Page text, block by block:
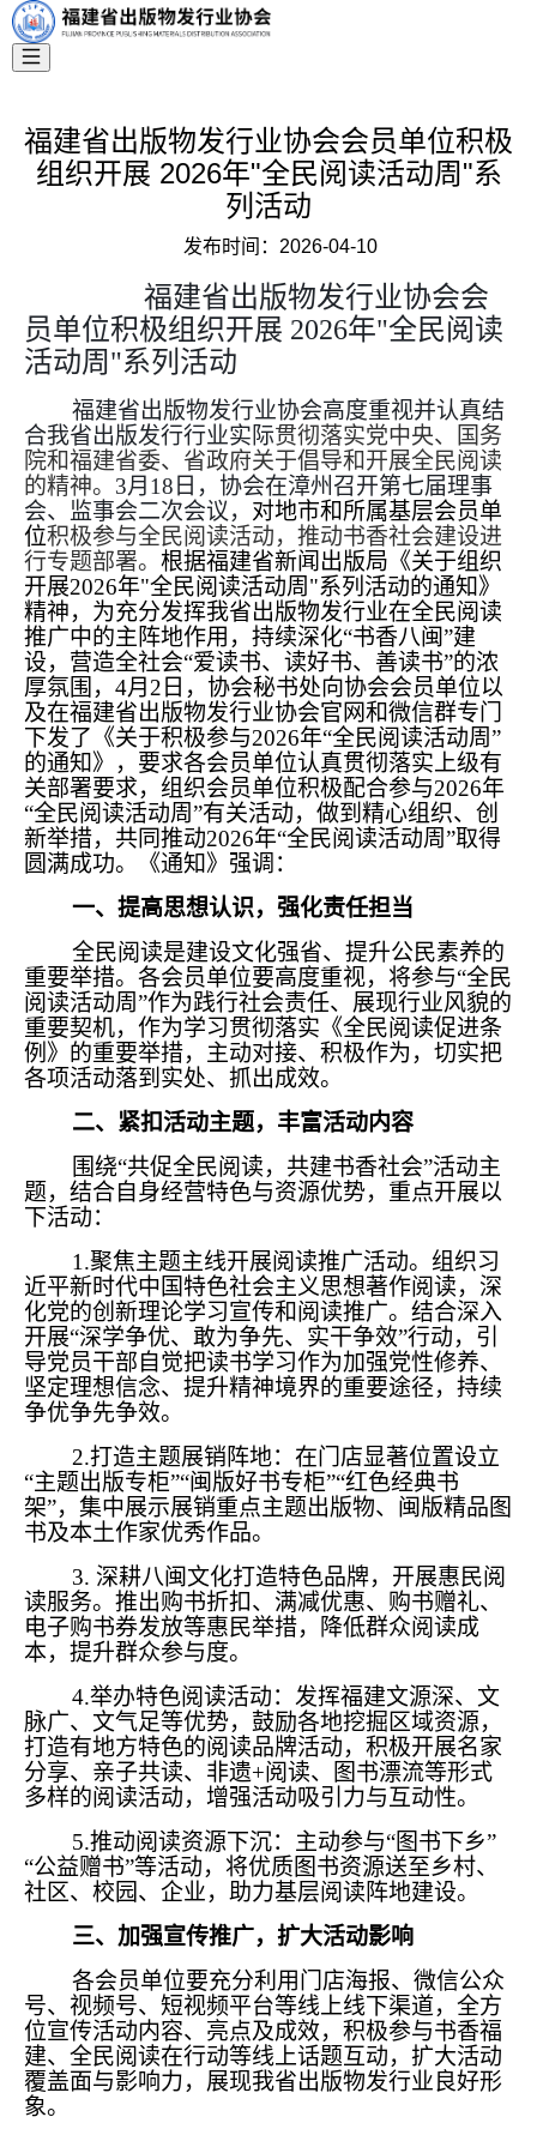
福建省出版物发行业协会会员单位积极
组织开展 2026年"全民阅读活动周"系
列活动
发布时间： 2026-04-10
福建省出版物发行业协会会
员单位积极组织开展 2026年"全民阅读
活动周"系列活动
福建省出版物发行业协会高度重视并认真结
合我省出版发行行业实际贯彻落实党中央、国务
院和福建省委、省政府关于倡导和开展全民阅读
的精神。 3月18日，协会在漳州召开第七届理事
会、监事会二次会议， 对地市和所属基层会员单
位积极参与全民阅读活动，推动书香社会建设进
行专题部署。 根据福建省新闻出版局《关于组织
开展2026年"全民阅读活动周"系列活动的通知》
精神，为充分发挥我省出版物发行业在全民阅读
推广中的主阵地作用，持续深化“书香八闽”建
设，营造全社会“爱读书、读好书、善读书”的浓
厚氛围，4月2日，协会秘书处向协会会员单位以
及在福建省出版物发行业协会官网和微信群专门
下发了《关于积极参与2026年“全民阅读活动周”
的通知》，要求各会员单位认真贯彻落实上级有
关部署要求，组织会员单位积极配合参与2026年
“全民阅读活动周”有关活动，做到精心组织、创
新举措，共同推动2026年“全民阅读活动周”取得
圆满成功。《通知》强调：
一、提高思想认识，强化责任担当
全民阅读是建设文化强省、提升公民素养的
重要举措。各会员单位要高度重视，将参与“全民
阅读活动周”作为践行社会责任、展现行业风貌的
重要契机，作为学习贯彻落实《全民阅读促进条
例》的重要举措，主动对接、积极作为，切实把
各项活动落到实处、抓出成效。
二、紧扣活动主题，丰富活动内容
围绕“共促全民阅读，共建书香社会”活动主
题，结合自身经营特色与资源优势，重点开展以
下活动：
1.聚焦主题主线开展阅读推广活动。组织习
近平新时代中国特色社会主义思想著作阅读，深
化党的创新理论学习宣传和阅读推广。结合深入
开展“深学争优、敢为争先、实干争效”行动，引
导党员干部自觉把读书学习作为加强党性修养、
坚定理想信念、提升精神境界的重要途径，持续
争优争先争效。
2.打造主题展销阵地：在门店显著位置设立
“主题出版专柜”“闽版好书专柜”“红色经典书
架”，集中展示展销重点主题出版物、闽版精品图
书及本土作家优秀作品。
3. 深耕八闽文化打造特色品牌，开展惠民阅
读服务。推出购书折扣、满减优惠、购书赠礼、
电子购书券发放等惠民举措，降低群众阅读成
本，提升群众参与度。
4.举办特色阅读活动：发挥福建文源深、文
脉广、文气足等优势，鼓励各地挖掘区域资源，
打造有地方特色的阅读品牌活动，积极开展名家
分享、亲子共读、非遗+阅读、图书漂流等形式
多样的阅读活动，增强活动吸引力与互动性。
5.推动阅读资源下沉：主动参与“图书下乡”
“公益赠书”等活动，将优质图书资源送至乡村、
社区、校园、企业，助力基层阅读阵地建设。
三、加强宣传推广，扩大活动影响
各会员单位要充分利用门店海报、微信公众
号、视频号、短视频平台等线上线下渠道，全方
位宣传活动内容、亮点及成效，积极参与书香福
建、全民阅读在行动等线上话题互动，扩大活动
覆盖面与影响力，展现我省出版物发行业良好形
象。